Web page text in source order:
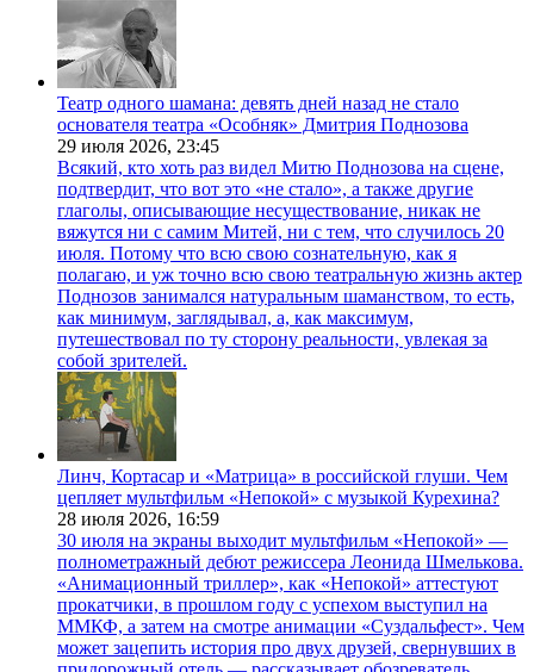
Театр одного шамана: девять дней назад не стало
основателя театра «Особняк» Дмитрия Поднозова
29 июля 2026, 23:45
Всякий, кто хоть раз видел Митю Поднозова на сцене,
подтвердит, что вот это «не стало», а также другие
глаголы, описывающие несуществование, никак не
вяжутся ни с самим Митей, ни с тем, что случилось 20
июля. Потому что всю свою сознательную, как я
полагаю, и уж точно всю свою театральную жизнь актер
Поднозов занимался натуральным шаманством, то есть,
как минимум, заглядывал, а, как максимум,
путешествовал по ту сторону реальности, увлекая за
собой зрителей.
Линч, Кортасар и «Матрица» в российской глуши. Чем
цепляет мультфильм «Непокой» с музыкой Курехина?
28 июля 2026, 16:59
30 июля на экраны выходит мультфильм «Непокой» —
полнометражный дебют режиссера Леонида Шмелькова.
«Анимационный триллер», как «Непокой» аттестуют
прокатчики, в прошлом году с успехом выступил на
ММКФ, а затем на смотре анимации «Суздальфест». Чем
может зацепить история про двух друзей, свернувших в